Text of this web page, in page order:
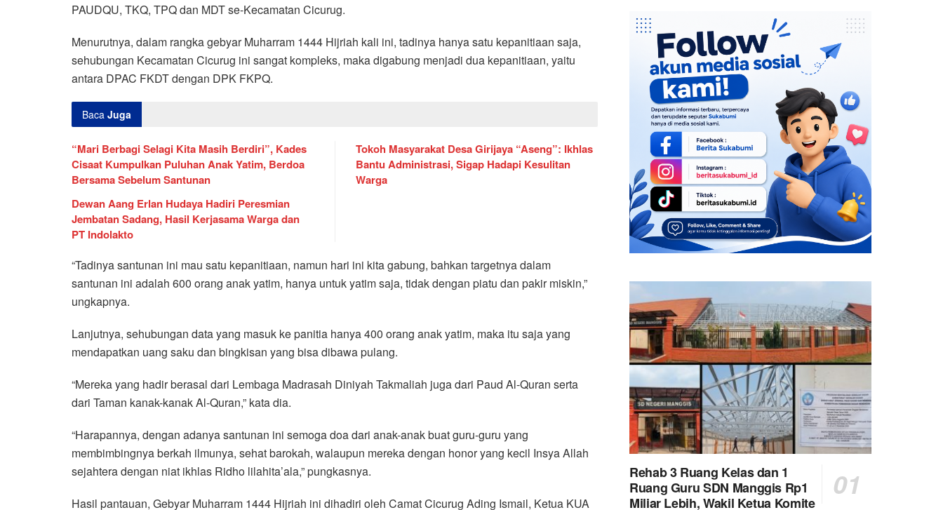
PAUDQU, TKQ, TPQ dan MDT se-Kecamatan Cicurug.
Menurutnya, dalam rangka gebyar Muharram 1444 Hijriah kali ini, tadinya hanya satu kepanitiaan saja,
sehubungan Kecamatan Cicurug ini sangat kompleks, maka digabung menjadi dua kepanitiaan, yaitu
antara DPAC FKDT dengan DPK FKPQ.
Baca Juga
“Mari Berbagi Selagi Kita Masih Berdiri”, Kades
Cisaat Kumpulkan Puluhan Anak Yatim, Berdoa
Bersama Sebelum Santunan
Dewan Aang Erlan Hudaya Hadiri Peresmian
Jembatan Sadang, Hasil Kerjasama Warga dan
PT Indolakto
Tokoh Masyarakat Desa Girijaya “Aseng”: Ikhlas
Bantu Administrasi, Sigap Hadapi Kesulitan
Warga
“Tadinya santunan ini mau satu kepanitiaan, namun hari ini kita gabung, bahkan targetnya dalam
santunan ini adalah 600 orang anak yatim, hanya untuk yatim saja, tidak dengan piatu dan pakir miskin,”
ungkapnya.
Lanjutnya, sehubungan data yang masuk ke panitia hanya 400 orang anak yatim, maka itu saja yang
mendapatkan uang saku dan bingkisan yang bisa dibawa pulang.
“Mereka yang hadir berasal dari Lembaga Madrasah Diniyah Takmaliah juga dari Paud Al-Quran serta
dari Taman kanak-kanak Al-Quran,” kata dia.
“Harapannya, dengan adanya santunan ini semoga doa dari anak-anak buat guru-guru yang
membimbingnya berkah ilmunya, sehat barokah, walaupun mereka dengan honor yang kecil Insya Allah
sejahtera dengan niat ikhlas Ridho lilahita’ala,” pungkasnya.
Hasil pantauan, Gebyar Muharram 1444 Hijriah ini dihadiri oleh Camat Cicurug Ading Ismail, Ketua KUA
Rehab 3 Ruang Kelas dan 1
Ruang Guru SDN Manggis Rp1
Miliar Lebih, Wakil Ketua Komite